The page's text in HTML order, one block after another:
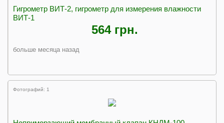
Гигрометр ВИТ-2, гигрометр для измерения влажности
ВИТ-1
564 грн.
больше месяца назад
Фотографий: 1